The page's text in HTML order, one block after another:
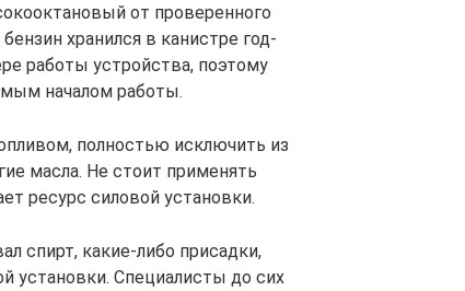
от проверенного
хранился в канистре год-
работы устройства, поэтому
началом работы.
полностью исключить из
масла. Не стоит применять
ресурс силовой установки.
спирт, какие-либо присадки,
установки. Специалисты до сих